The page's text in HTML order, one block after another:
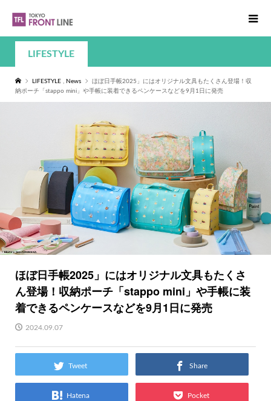
LIFESTYLE
LIFESTYLE , News
ほぼ日手帳2025」にはオリジナル文具もたくさん登場！収
納ポーチ「stappo mini」や手帳に装着できるペンケースなどを9月1日に発売
ほぼ日手帳2025」にはオリジナル文具もたくさ
ん登場！収納ポーチ「stappo mini」や手帳に装
着できるペンケースなどを9月1日に発売
2024.09.07
Tweet Share
Hatena Pocket